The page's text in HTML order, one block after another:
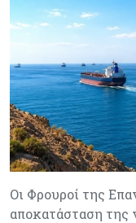
Οι Φρουροί της
αποκατάσταση της